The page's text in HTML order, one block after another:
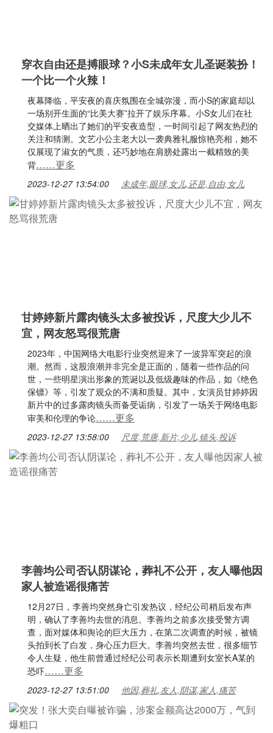
穿衣自由还是搏眼球？小S未成年女儿圣诞装扮！
一个比一个火辣！
夜幕降临，平安夜的喜庆氛围在全城弥漫，而小S的家庭却以
一场别开生面的“比美大赛”拉开了娱乐序幕。小S女儿们在社
交媒体上晒出了她们的平安夜造型，一时间引起了网友热烈的
关注和猜测。文艺小公主老大以一袭典雅礼服惊艳亮相，她不
仅展现了淑女的气质，还巧妙地在肩膀处露出一截精致的美
背……更多
2023-12-27 13:54:00 未成年,眼球,女儿,还是,自由,女儿
甘婷婷新片露肉镜头太多被投诉，尺度大少儿不
宜，网友怒骂很荒唐
2023年，中国网络大电影行业突然迎来了一波异军突起的浪
潮。然而，这股浪潮并非完全是正面的，随着一些作品的问
世，一些明星演出形象的荒诞以及低级趣味的作品，如《绝色
保镖》等，引发了观众的不满和质疑。其中，女演员甘婷婷因
新片中的过多露肉镜头而备受诟病，引发了一场关于网络电影
审美和伦理的争论……更多
2023-12-27 13:58:00 尺度,荒唐,新片,少儿,镜头,投诉
李善均公司否认阴谋论，葬礼不公开，友人曝他因
家人被造谣很痛苦
12月27日，李善均突然身亡引发热议，经纪公司稍后发布声
明，确认了李善均去世的消息。李善均之前多次接受警方调
查，面对媒体和舆论的巨大压力，在第二次调查的时候，被镜
头拍到长了白发，身心压力巨大。李善均突然去世，很多细节
令人生疑，他生前曾通过经纪公司表示长期遭到女室长A某的
恐吓……更多
2023-12-27 13:51:00 他因,葬礼,友人,阴谋,家人,痛苦